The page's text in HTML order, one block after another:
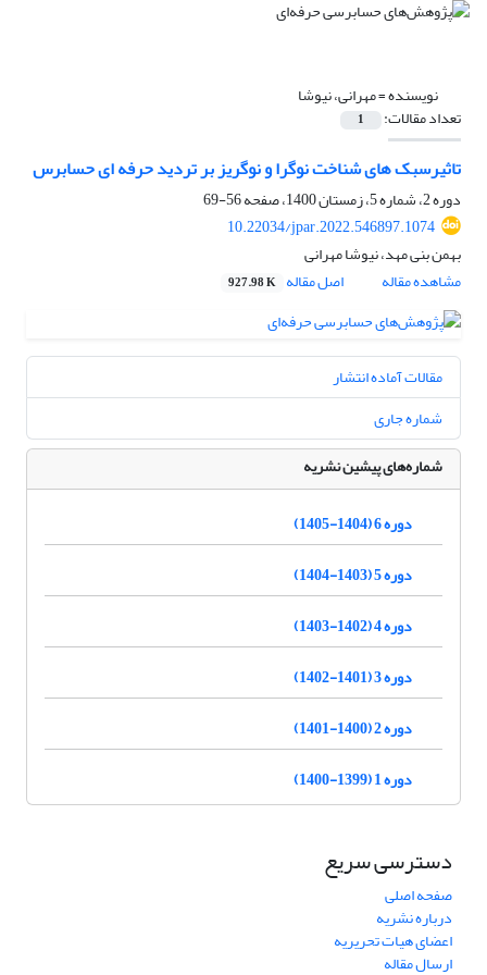
نویسنده =مهرانی، نیوشا
تعداد مقالات: 1
تاثیرسبک های شناخت نوگرا و نوگریز بر تردید حرفه ای حسابرس
دوره 2، شماره 5، زمستان 1400، صفحه
56-69
10.22034/jpar.2022.546897.1074
بهمن بنی مهد، نیوشا مهرانی
مشاهده مقاله
اصل مقاله 927.98 K
مقالات آماده انتشار
شماره جاری
شماره‌های پیشین نشریه
دوره 6 (1404-1405)
دوره 5 (1403-1404)
دوره 4 (1402-1403)
دوره 3 (1401-1402)
دوره 2 (1400-1401)
دوره 1 (1399-1400)
دسترسی سریع
صفحه اصلی
درباره نشریه
اعضای هیات تحریریه
ارسال مقاله